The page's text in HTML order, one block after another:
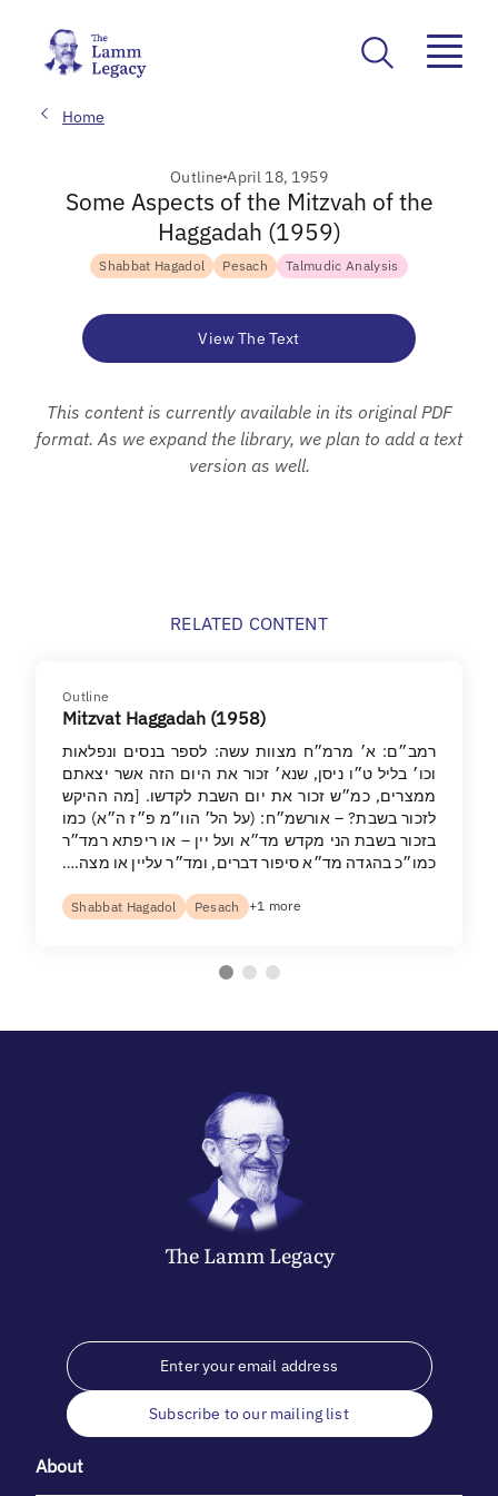
Home
OutlineApril 18, 1959
Some Aspects of the Mitzvah of the
Haggadah (1959)
Shabbat Hagadol Pesach Talmudic Analysis
View The Text
This content is currently available in its original PDF
format. As we expand the library, we plan to add a text
version as well.
RELATED CONTENT
Outline
Mitzvat Haggadah (1958)
רמב״ם: א׳ מרמ״ח מצוות עשה: לספר בנסים ונפלאות
וכו׳ בליל ט״ו ניסן, שנא׳ זכור את היום הזה אשר יצאתם
ממצרים, כמ״ש זכור את יום השבת לקדשו. [מה ההיקש
לזכור בשבת? – אורשמ״ח: (על הל׳ הוו״מ פ״ז ה״א) כמו
בזכור בשבת הני מקדש מד״א ועל יין – או ריפתא רמד״ר
כמו״כ בהגדה מד״א סיפור דברים, ומד״ר עליין או מצה.…
Shabbat Hagadol Pesach +1 more
The LammLegacy
Subscribe to our mailing list
About